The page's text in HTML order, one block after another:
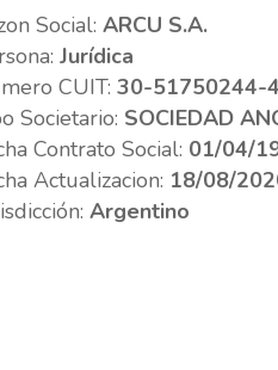
Social:ARCU S.A.
Jurídica
CUIT:30-51750244-4
Societario: SOCIEDAD
Contrato Social: 01/04/
Actualizacion: 18/08/
Argentino